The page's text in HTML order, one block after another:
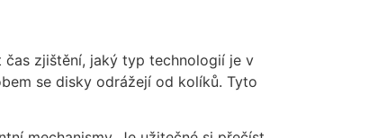
čas zjištění, jaký typ technologií je v
se disky odrážejí od kolíků. Tyto